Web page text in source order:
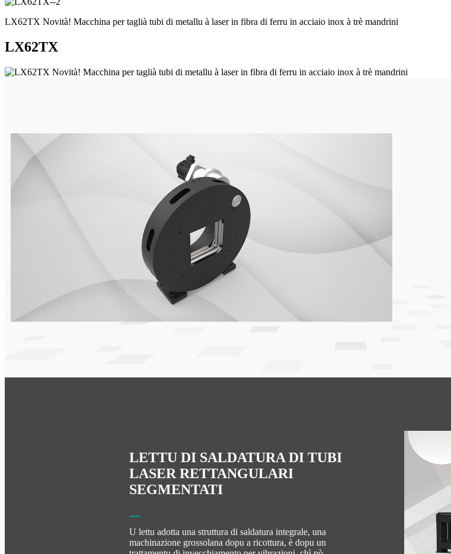
LX62TX Novità! Macchina per taglià tubi di metallu à laser in fibra di ferru in acciaio inox à trè mandrini
LX62TX
LETTU DI SALDATURA DI TUBI
LASER RETTANGULARI
SEGMENTATI
U lettu adotta una struttura di saldatura integrale, una
machinazione grossolana dopu a ricottura, è dopu un